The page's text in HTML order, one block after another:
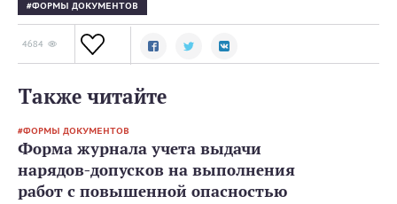
ФОРМЫ ДОКУМЕНТОВ
4684
Также читайте
ФОРМЫ ДОКУМЕНТОВ
Форма журнала учета выдачи
нарядов-допусков на выполнения
работ с повышенной опасностью